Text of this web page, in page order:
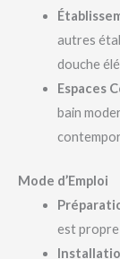
autres
douche
Espaces
bain
Mode d’Emploi
est propre